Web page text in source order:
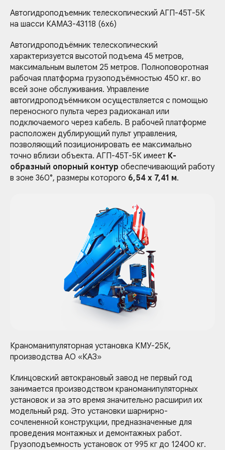
Автогидроподъемник телескопический АГП-45Т-5К
на шасси КАМАЗ-43118 (6х6)
Автогидроподъёмник телескопический
характеризуется высотой подъема 45 метров,
максимальным вылетом 25 метров. Полноповоротная
рабочая платформа грузоподъёмностью 450 кг. во
всей зоне обслуживания. Управление
автогидроподъёмником осуществляется с помощью
переносного пульта через радиоканал или
подключаемого через кабель. В рабочей платформе
расположен дублирующий пульт управления,
позволяющий позиционировать ее максимально
точно вблизи объекта. АГП-45Т-5К имеет К-
образный опорный контур обеспечивающий работу
в зоне 360°, размеры которого 6,54 х 7,41 м.
Краноманипуляторная установка КМУ-25К,
производства АО «КАЗ»
Клинцовский автокрановый завод не первый год
занимается производством краноманипуляторных
установок и за это время значительно расширил их
модельный ряд. Это установки шарнирно-
сочлененной конструкции, предназначенные для
проведения монтажных и демонтажных работ.
Грузоподъемность установок от 995 кг до 12400 кг.